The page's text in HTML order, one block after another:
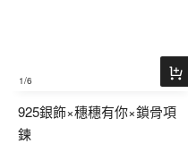
1/6
925銀飾×穗穗有你×鎖骨項
鍊